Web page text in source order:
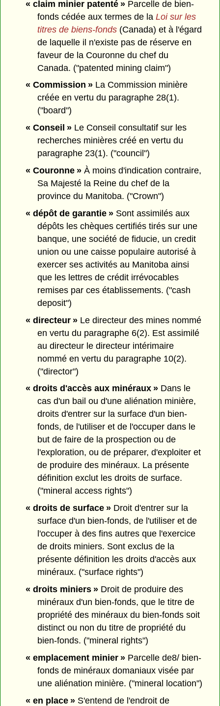
« claim minier patenté »Parcelle de bien-
fonds cédée aux termes de laLoi sur les
titres de biens-fonds (Canada) et à l'égard
de laquelle il n'existe pas de réserve en
faveur de la Couronne du chef du
Canada. ("patented mining claim")
« Commission »La Commission minière
créée en vertu du paragraphe 28(1).
("board")
« Conseil »Le Conseil consultatif sur les
recherches minières créé en vertu du
paragraphe 23(1). ("council")
« Couronne »À moins d'indication contraire,
Sa Majesté la Reine du chef de la
province du Manitoba. ("Crown")
« dépôt de garantie »Sont assimilés aux
dépôts les chèques certifiés tirés sur une
banque, une société de fiducie, un credit
union ou une caisse populaire autorisé à
exercer ses activités au Manitoba ainsi
que les lettres de crédit irrévocables
remises par ces établissements. ("cash
deposit")
« directeur »Le directeur des mines nommé
en vertu du paragraphe 6(2). Est assimilé
au directeur le directeur intérimaire
nommé en vertu du paragraphe 10(2).
("director")
« droits d'accès aux minéraux »Dans le
cas d'un bail ou d'une aliénation minière,
droits d'entrer sur la surface d'un bien-
fonds, de l'utiliser et de l'occuper dans le
but de faire de la prospection ou de
l'exploration, ou de préparer, d'exploiter et
de produire des minéraux. La présente
définition exclut les droits de surface.
("mineral access rights")
« droits de surface »Droit d'entrer sur la
surface d'un bien-fonds, de l'utiliser et de
l'occuper à des fins autres que l'exercice
de droits miniers. Sont exclus de la
présente définition les droits d'accès aux
minéraux. ("surface rights")
« droits miniers »Droit de produire des
minéraux d'un bien-fonds, que le titre de
propriété des minéraux du bien-fonds soit
distinct ou non du titre de propriété du
bien-fonds. ("mineral rights")
« emplacement minier »Parcelle de8/ bien-
fonds de minéraux domaniaux visée par
une aliénation minière. ("mineral location")
« en place »S'entend de l'endroit de